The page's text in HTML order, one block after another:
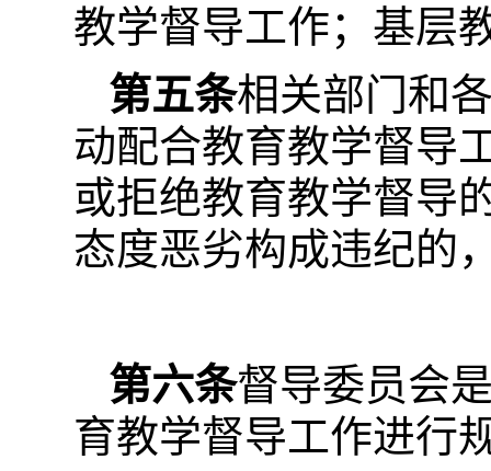
教学督导工作；基层
第五条相关部门和
动配合教育教学督导
或拒绝教育教学督导
态度恶劣构成违纪的
第六条督导委员会
育教学督导工作进行